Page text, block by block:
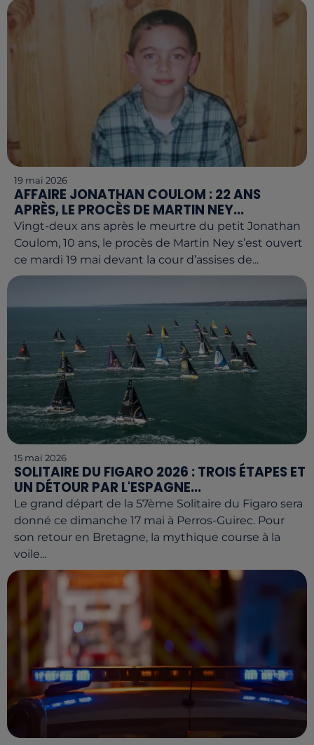
19 mai 2026
AFFAIRE JONATHAN COULOM : 22 ANS
APRÈS, LE PROCÈS DE MARTIN NEY...
Vingt-deux ans après le meurtre du petit Jonathan
Coulom, 10 ans, le procès de Martin Ney s’est ouvert
ce mardi 19 mai devant la cour d’assises de...
15 mai 2026
SOLITAIRE DU FIGARO 2026 : TROIS ÉTAPES ET
UN DÉTOUR PAR L'ESPAGNE...
Le grand départ de la 57ème Solitaire du Figaro sera
donné ce dimanche 17 mai à Perros-Guirec. Pour
son retour en Bretagne, la mythique course à la
voile...